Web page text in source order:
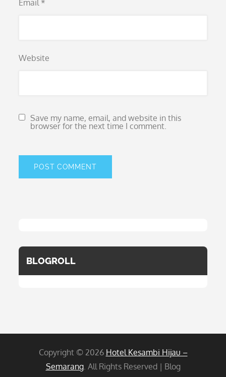
Email *
Website
Save my name, email, and website in this
browser for the next time I comment.
BLOGROLL
Copyright © 2026 Hotel Kesambi Hijau –
Semarang. All Rights Reserved | Blog